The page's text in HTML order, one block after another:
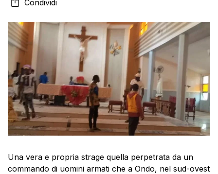
Condividi
Una vera e propria strage quella perpetrata da un
commando di uomini armati che a Ondo, nel sud-ovest